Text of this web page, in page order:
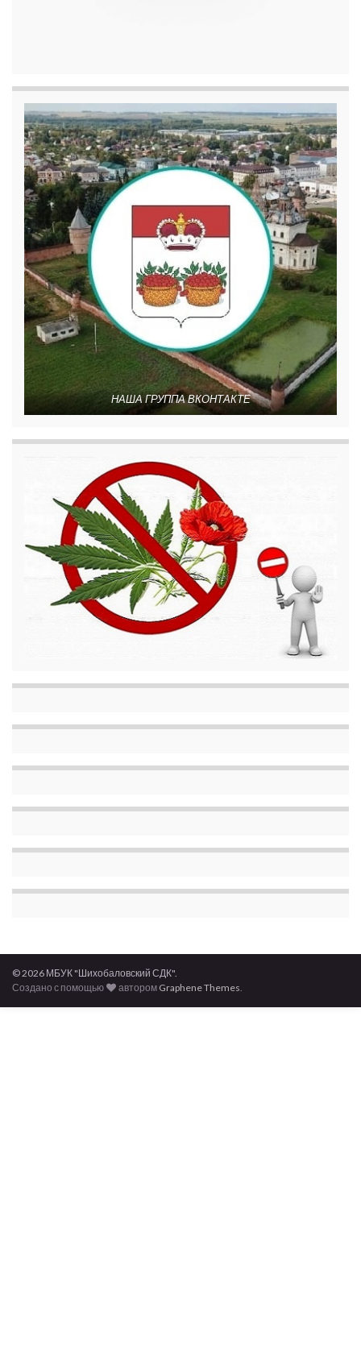
НАША ГРУППА ВКОНТАКТЕ
© 2026 МБУК "Шихобаловский СДК".
Создано с помощью
автором Graphene Themes.